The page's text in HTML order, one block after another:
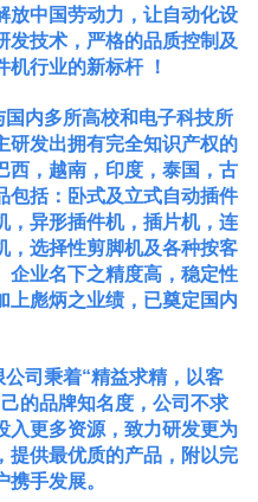
放中国劳动力，让自动化设
发技术，严格的品质控制及
行业的新标杆 ！
内多所高校和电子科技所
研发出拥有完全知识产权的
西，越南，印度，泰国，古
包括：卧式及立式自动插件
，异形插件机，插片机，连
，选择性剪脚机及各种按客
企业名下之精度高，稳定性
上彪炳之业绩，已奠定国内
司秉着“精益求精，以客
的品牌知名度，公司不求
入更多资源，致力研发更为
提供最优质的产品，附以完
手发展。